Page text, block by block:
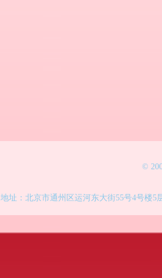
©
地址：北京市通州区运河东大街55号4号楼5